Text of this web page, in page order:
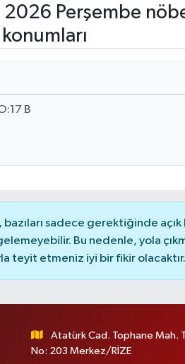
Perşembe
B
sadece gerektiğinde açık
Bu nedenle, yola
teyit etmeniz iyi bir fikir olacaktır.
Atatürk Cad. Tophane Mah.
No: 203 Merkez/RİZE